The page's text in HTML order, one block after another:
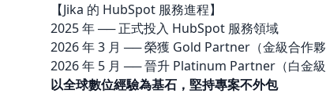
【Jika 的 HubSpot 服務進程】
2025 年 ── 正式投入 HubSpot 服務領域
2026 年 3 月 ── 榮獲 Gold Partner（金級合作夥
2026 年 5 月 ── 晉升 Platinum Partner（白金級
以全球數位經驗為基石，堅持專案不外包